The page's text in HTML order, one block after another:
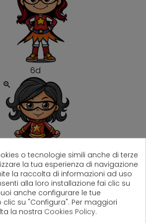
6d
zoom_in
7b
zoom_in
o tecnologie simili anche di terze
la tua esperienza di navigazione
la raccolta di informazioni ad uso
alla loro installazione fai clic su
anche configurare le tue
su "Configura". Per maggiori
la nostra Cookies Policy.